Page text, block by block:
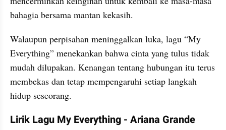
bahagia bersama mantan kekasih.
Walaupun perpisahan meninggalkan luka, lagu “My
Everything” menekankan bahwa cinta yang tulus tidak
mudah dilupakan. Kenangan tentang hubungan itu terus
membekas dan tetap mempengaruhi setiap langkah
hidup seseorang.
Lirik Lagu My Everything - Ariana Grande